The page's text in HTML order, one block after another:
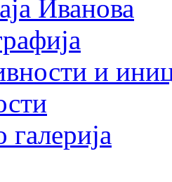
Иванова
и